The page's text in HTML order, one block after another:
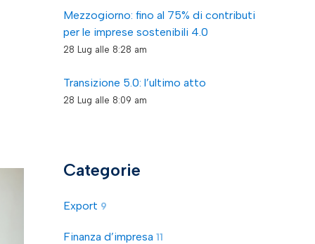
Mezzogiorno: fino al 75% di contributi
per le imprese sostenibili 4.0
28 Lug alle 8:28 am
Transizione 5.0: l’ultimo atto
28 Lug alle 8:09 am
Categorie
Export 9
Finanza d’impresa 11